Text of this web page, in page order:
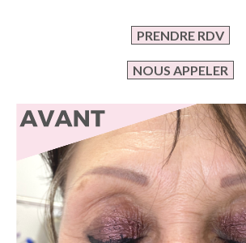
PRENDRE RDV
NOUS APPELER